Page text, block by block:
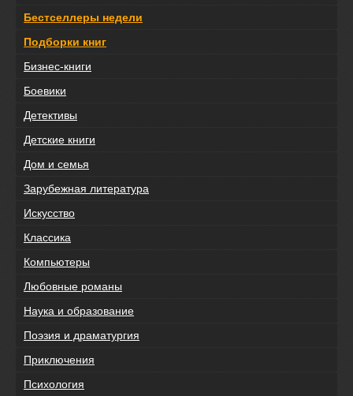
Бестселлеры недели
Подборки книг
Бизнес-книги
Боевики
Детективы
Детские книги
Дом и семья
Зарубежная литература
Искусство
Классика
Компьютеры
Любовные романы
Наука и образование
Поэзия и драматургия
Приключения
Психология